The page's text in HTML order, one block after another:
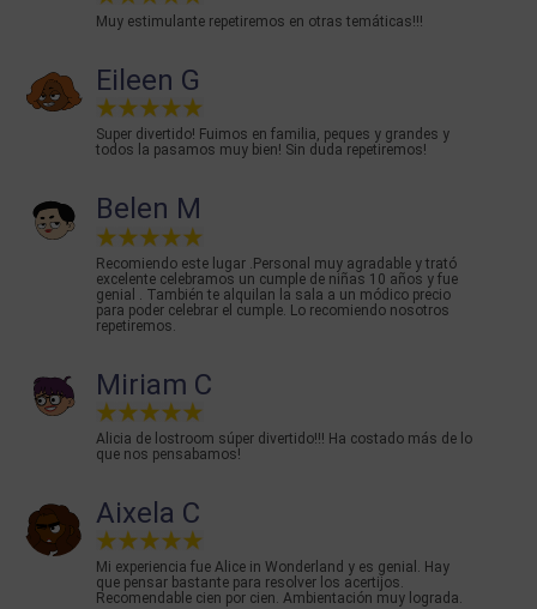
Muy estimulante repetiremos en otras temáticas!!!
Eileen G
Super divertido! Fuimos en familia, peques y grandes y
todos la pasamos muy bien! Sin duda repetiremos!
Belen M
Recomiendo este lugar .Personal muy agradable y trató
excelente celebramos un cumple de niñas 10 años y fue
genial . También te alquilan la sala a un módico precio
para poder celebrar el cumple. Lo recomiendo nosotros
repetiremos.
Miriam C
Alicia de lostroom súper divertido!!! Ha costado más de lo
que nos pensabamos!
Aixela C
Mi experiencia fue Alice in Wonderland y es genial. Hay
que pensar bastante para resolver los acertijos.
Recomendable cien por cien. Ambientación muy lograda.